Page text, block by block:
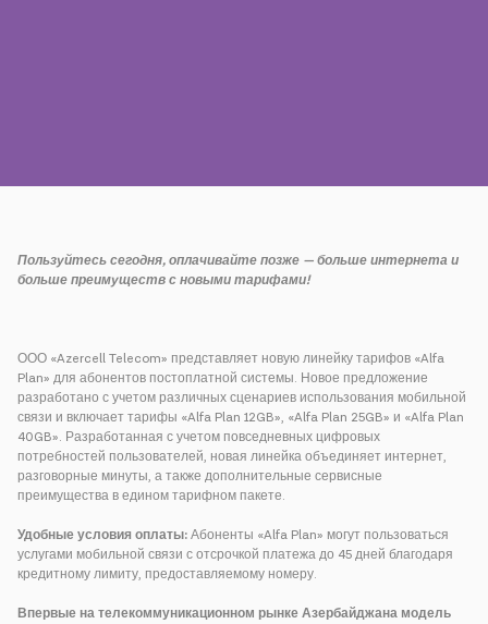
Пользуйтесь сегодня, оплачивайте позже — больше интернета и
больше преимуществ с новыми тарифами!
ООО «Azercell Telecom» представляет новую линейку тарифов «Alfa
Plan» для абонентов постоплатной системы. Новое предложение
разработано с учетом различных сценариев использования мобильной
связи и включает тарифы «Alfa Plan 12GB», «Alfa Plan 25GB» и «Alfa Plan
40GB». Разработанная с учетом повседневных цифровых
потребностей пользователей, новая линейка объединяет интернет,
разговорные минуты, а также дополнительные сервисные
преимущества в едином тарифном пакете.
Удобные условия оплаты: Абоненты «Alfa Plan» могут пользоваться
услугами мобильной связи с отсрочкой платежа до 45 дней благодаря
кредитному лимиту, предоставляемому номеру.
Впервые на телекоммуникационном рынке Азербайджана модель